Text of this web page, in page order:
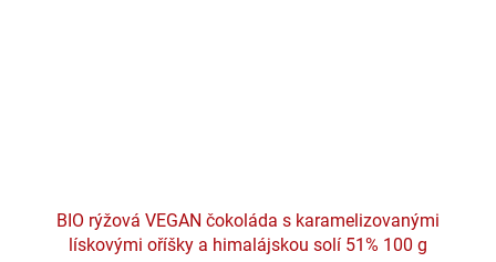
BIO rýžová VEGAN čokoláda s karamelizovanými
lískovými oříšky a himalájskou solí 51% 100 g